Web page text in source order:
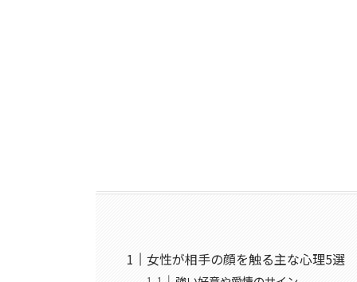
女性が相手の顔を触る主な心理5選